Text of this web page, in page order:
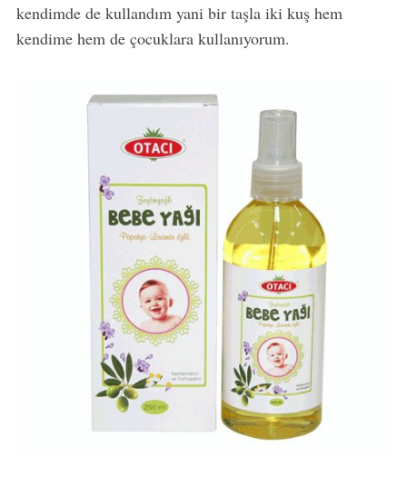
kendimde de kullandım yani bir taşla iki kuş hem
kendime hem de çocuklara kullanıyorum.